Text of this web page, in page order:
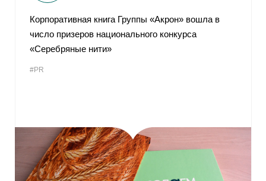
Корпоративная книга Группы «Акрон» вошла в
число призеров национального конкурса
«Серебряные нити»
#PR